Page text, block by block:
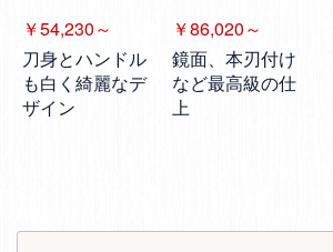
￥54,230～
刀身とハンドル
も白く綺麗なデ
ザイン
￥86,020～
鏡面、本刃付け
など最高級の仕
上